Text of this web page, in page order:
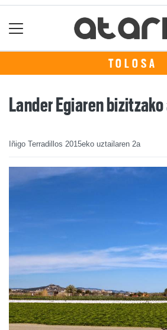
TOLOSA
Lander Egiaren
Iñigo Terradillos 2015eko uztailaren 2a